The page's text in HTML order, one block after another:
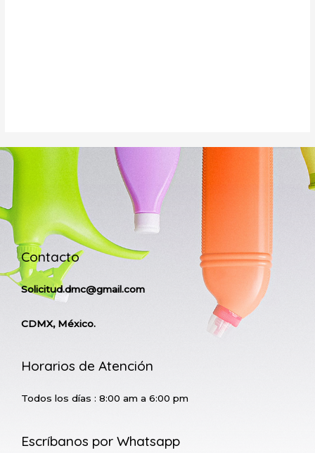
Contacto
Solicitud.dmc@gmail.com
CDMX, México.
Horarios de Atención
Todos los días : 8:00 am a 6:00 pm
Escríbanos por Whatsapp